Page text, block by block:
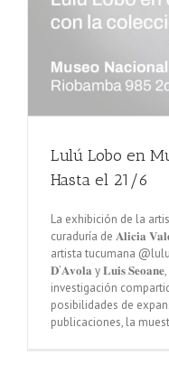
Lulú Lobo en
Hasta el 21/6
La exhibición de la
curaduría de 𝐀𝐥𝐢𝐜𝐢𝐚
artista tucumana
𝐃’𝐀𝐯𝐨𝐥𝐚 y 𝐋𝐮𝐢𝐬
investigación
posibilidades de
publicaciones, la